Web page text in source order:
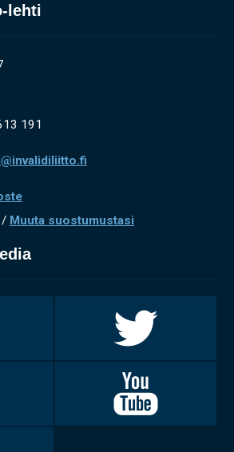
lehti
191
/ Muuta suostumustasi
Twitterissä
Youtubessa